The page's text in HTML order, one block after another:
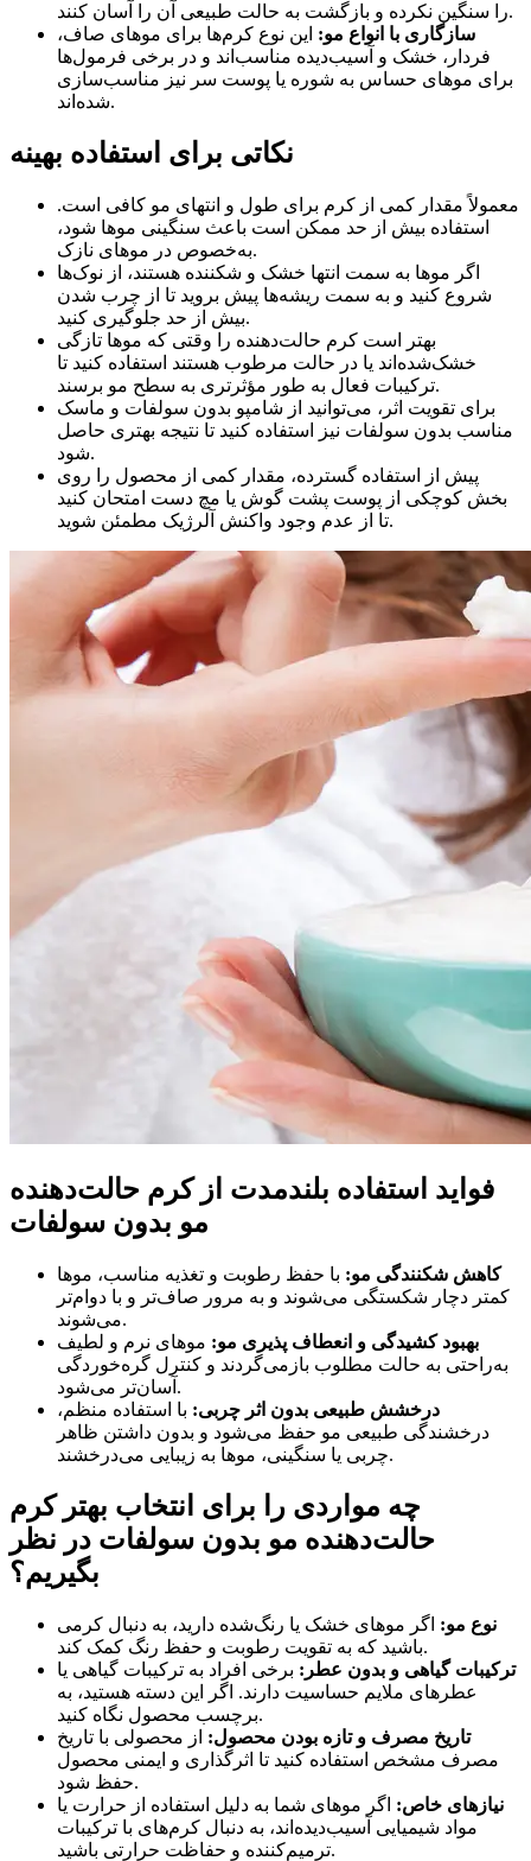
را سنگین نکرده و بازگشت به حالت طبیعی آن را آسان کنند.
سازگاری با انواع مو: این نوع کرم‌ها برای موهای صاف،
فردار، خشک و آسیب‌دیده مناسب‌اند و در برخی فرمول‌ها
برای موهای حساس به شوره یا پوست سر نیز مناسب‌سازی
شده‌اند.
نکاتی برای استفاده بهینه
معمولاً مقدار کمی از کرم برای طول و انتهای مو کافی است.
استفاده بیش از حد ممکن است باعث سنگینی موها شود،
به‌خصوص در موهای نازک.
اگر موها به سمت انتها خشک و شکننده هستند، از نوک‌ها
شروع کنید و به سمت ریشه‌ها پیش بروید تا از چرب شدن
بیش از حد جلوگیری کنید.
بهتر است کرم حالت‌دهنده را وقتی که موها تازگی
خشک‌شده‌اند یا در حالت مرطوب هستند استفاده کنید تا
ترکیبات فعال به طور مؤثرتری به سطح مو برسند.
برای تقویت اثر، می‌توانید از شامپو بدون سولفات و ماسک
مناسب بدون سولفات نیز استفاده کنید تا نتیجه بهتری حاصل
شود.
پیش از استفاده گسترده، مقدار کمی از محصول را روی
بخش کوچکی از پوست پشت گوش یا مچ دست امتحان کنید
تا از عدم وجود واکنش آلرژیک مطمئن شوید.
فواید استفاده بلندمدت از کرم حالت‌دهنده
مو بدون سولفات
کاهش شکنندگی مو: با حفظ رطوبت و تغذیه مناسب، موها
کمتر دچار شکستگی می‌شوند و به مرور صاف‌تر و با دوام‌تر
می‌شوند.
بهبود کشیدگی و انعطاف پذیری مو: موهای نرم و لطیف
به‌راحتی به حالت مطلوب بازمی‌گردند و کنترل گره‌خوردگی
آسان‌تر می‌شود.
درخشش طبیعی بدون اثر چربی: با استفاده منظم،
درخشندگی طبیعی مو حفظ می‌شود و بدون داشتن ظاهر
چربی یا سنگینی، موها به زیبایی می‌درخشند.
چه مواردی را برای انتخاب بهتر کرم
حالت‌دهنده مو بدون سولفات در نظر
بگیریم؟
نوع مو: اگر موهای خشک یا رنگ‌شده دارید، به دنبال کرمی
باشید که به تقویت رطوبت و حفظ رنگ کمک کند.
ترکیبات گیاهی و بدون عطر: برخی افراد به ترکیبات گیاهی یا
عطرهای ملایم حساسیت دارند. اگر این دسته هستید، به
برچسب محصول نگاه کنید.
تاریخ مصرف و تازه بودن محصول: از محصولی با تاریخ
مصرف مشخص استفاده کنید تا اثرگذاری و ایمنی محصول
حفظ شود.
نیازهای خاص: اگر موهای شما به دلیل استفاده از حرارت یا
مواد شیمیایی آسیب‌دیده‌اند، به دنبال کرم‌های با ترکیبات
ترمیم‌کننده و حفاظت حرارتی باشید.